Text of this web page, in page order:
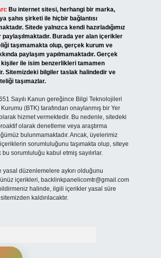
Bu internet sitesi, herhangi bir marka,
şahıs şirketi ile hiçbir bağlantısı
Sitede yalnızca kendi hazırladığımız
paylaşılmaktadır. Burada yer alan içerikler
taşımamakta olup, gerçek kurum ve
paylaşım yapılmamaktadır. Gerçek
kişiler ile isim benzerlikleri tamamen
Sitemizdeki bilgiler taslak halindedir ve
taşımazlar.
Sayılı Kanun gereğince Bilgi Teknolojileri
(BTK) tarafından onaylanmış bir Yer
olarak hizmet vermektedir. Bu nedenle, sitedeki
olarak denetleme veya araştırma
bulunmamaktadır. Ancak, üyelerimiz
içeriklerin sorumluluğunu taşımakta olup, siteye
sorumluluğu kabul etmiş sayılırlar.
yasal düzenlemelere aykırı olduğunu
içerikleri, backlinkpanelicomtr@gmail.com
halinde, ilgili içerikler yasal süre
kaldırılacaktır.